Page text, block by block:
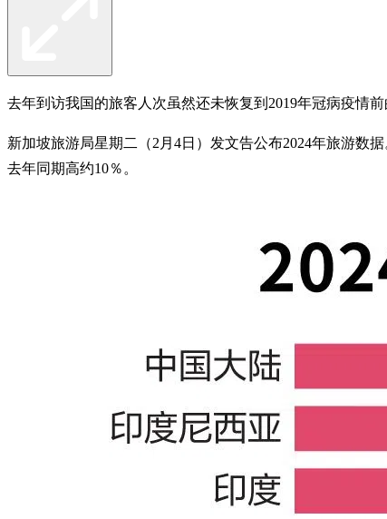
去年到访我国的旅客人次虽然还未恢复到2019年冠病疫情
新加坡旅游局星期二（2月4日）发文告公布2024年旅游数
去年同期高约10％。